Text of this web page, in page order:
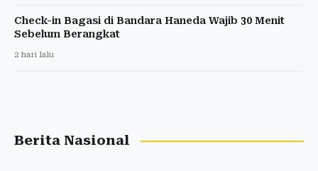
Check-in Bagasi di Bandara Haneda Wajib 30 Menit
Sebelum Berangkat
2 hari lalu
Berita Nasional